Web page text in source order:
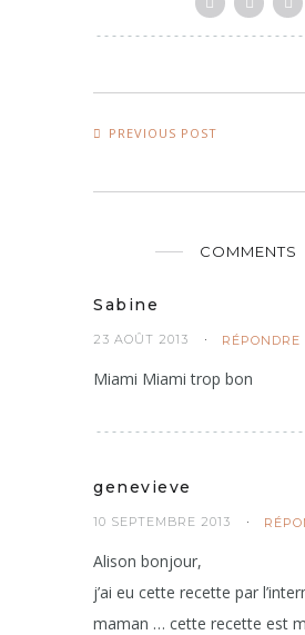
PREVIOUS POST
COMMENTS
Sabine
23 AOÛT 2013 RÉPONDRE
Miami Miami trop bon
genevieve
10 SEPTEMBRE 2013
Alison bonjour,
j’ai eu cette recette par
maman … cette recette est